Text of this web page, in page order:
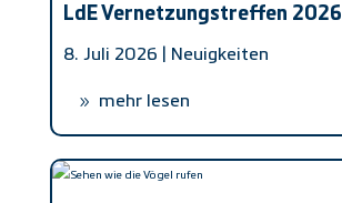
LdE Vernetzungstreffen 2026
8. Juli 2026 | Neuigkeiten
mehr lesen